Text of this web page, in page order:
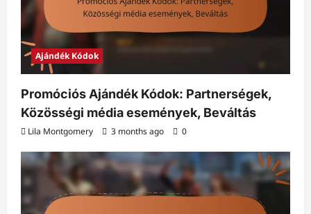
Ajándék Kódok
Promóciós Ajándék Kódok: Partnerségek,
Közösségi média események, Beváltás
Lila Montgomery 3 months ago 0